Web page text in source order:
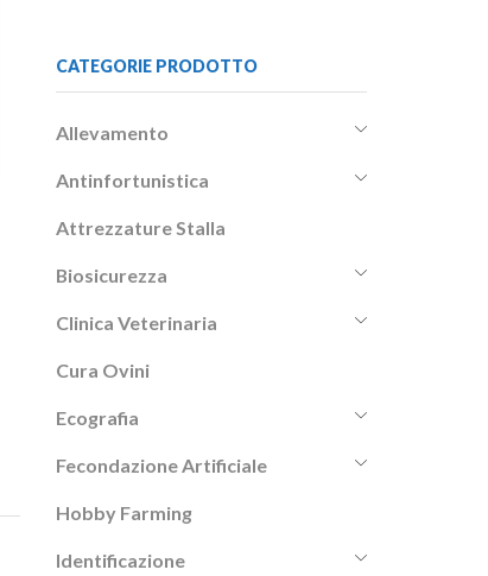
CATEGORIE PRODOTTO
Allevamento
Antinfortunistica
Attrezzature Stalla
Biosicurezza
Clinica Veterinaria
Cura Ovini
Ecografia
Fecondazione Artificiale
Hobby Farming
Identificazione